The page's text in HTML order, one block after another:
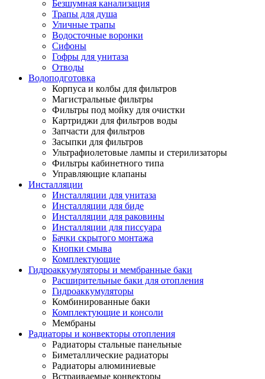
Безшумная канализация
Трапы для душа
Уличные трапы
Водосточные воронки
Сифоны
Гофры для унитаза
Отводы
Водоподготовка
Корпуса и колбы для фильтров
Магистральные фильтры
Фильтры под мойку для очистки
Картриджи для фильтров воды
Запчасти для фильтров
Засыпки для фильтров
Ультрафиолетовые лампы и стерилизаторы
Фильтры кабинетного типа
Управляющие клапаны
Инсталляции
Инсталляции для унитаза
Инсталляции для биде
Инсталляции для раковины
Инсталляции для писсуара
Бачки скрытого монтажа
Кнопки смыва
Комплектующие
Гидроаккумуляторы и мембранные баки
Расширительные баки для отопления
Гидроаккумуляторы
Комбинированные баки
Комплектующие и консоли
Мембраны
Радиаторы и конвекторы отопления
Радиаторы стальные панельные
Биметаллические радиаторы
Радиаторы алюминиевые
Встраиваемые конвекторы